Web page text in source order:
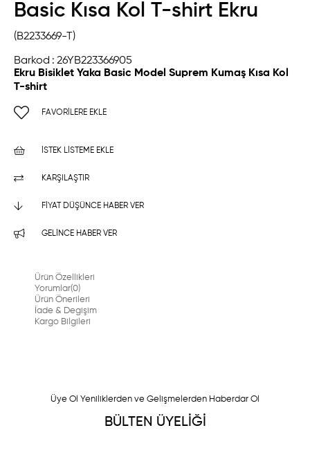
Basic Kısa Kol T-shirt Ekru
(B2233669-T)
Barkod : 26YB223366905
Ekru Bisiklet Yaka Basic Model Suprem Kumaş Kısa Kol
T-shirt
FAVORILERE EKLE
İSTEK LISTEME EKLE
KARŞILAŞTIR
FIYAT DÜŞÜNCE HABER VER
GELINCE HABER VER
Ürün Özellikleri
Yorumlar(0)
Ürün Önerileri
İade & Degişim
Kargo Bilgileri
Üye Ol Yeniliklerden ve Gelişmelerden Haberdar Ol
BÜLTEN ÜYELİĞİ